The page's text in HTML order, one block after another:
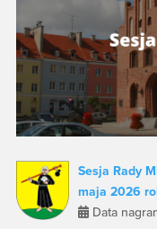
Sesja Rady
maja 2026
Data